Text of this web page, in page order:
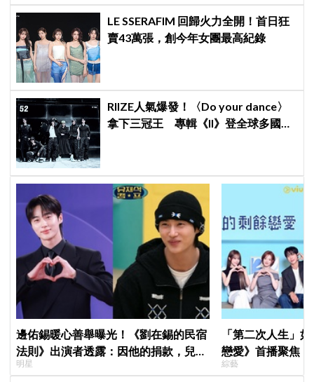
LE SSERAFIM 回歸火力全開！首日狂
賣43萬張，創今年女團最高紀錄
RIIZE人氣爆發！〈Do your dance〉
拿下三冠王 專輯《II》登全球多國排
邊佑錫暖心善舉曝光！《劉在錫的民宿
法則》出演者透露：因他的捐款，兒童
患者順利完成治療
明星
「第二次人生」
戀愛》首播聚焦
全場淚崩，初見
綜藝